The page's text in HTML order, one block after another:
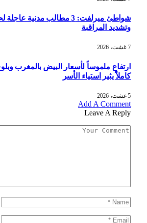
شواطئ ميرلفت: 3 مطالب مدنية
وتشديد المراقبة
7 غشت، 2026
كاملاً يثير استياء الأسر
5 غشت، 2026
Add A Comment
Leave A Reply